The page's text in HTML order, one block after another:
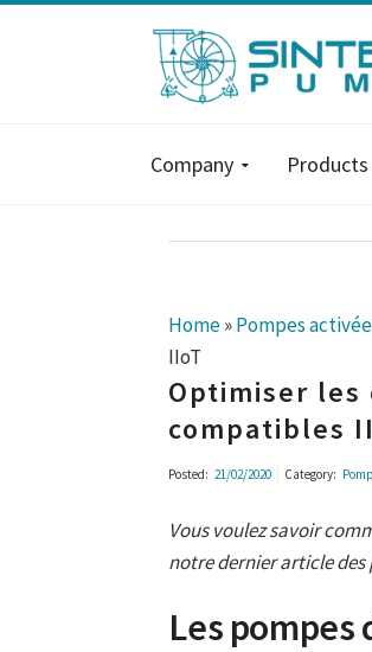
Company Products
Home»Pompes
IIoT
Optimiser les
compatibles
Posted: 21/02/2020 Category:
Vous voulez savoir
notre dernier article des
Les